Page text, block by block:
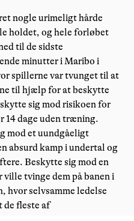
nogle urimeligt hårde
holdet, og hele forløbet
til de sidste
minutter i Maribo i
spillerne var tvunget til at
til hjælp for at beskytte
sig mod risikoen for
14 dage uden træning.
mod et uundgåeligt
absurd kamp i undertal og
Beskytte sig mod en
ville tvinge dem på banen i
hvor selvsamme ledelse
de fleste af